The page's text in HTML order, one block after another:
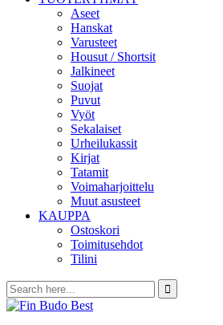
Aseet
Hanskat
Varusteet
Housut / Shortsit
Jalkineet
Suojat
Puvut
Vyöt
Sekalaiset
Urheilukassit
Kirjat
Tatamit
Voimaharjoittelu
Muut asusteet
KAUPPA
Ostoskori
Toimitusehdot
Tilini